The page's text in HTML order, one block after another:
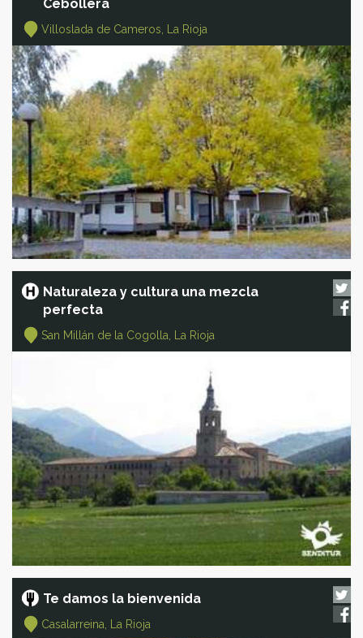
Cebollera
Villoslada de Cameros, La Rioja
Naturaleza y cultura una mezcla
perfecta
San Millán de la Cogolla, La Rioja
Te damos la bienvenida
Casalarreina, La Rioja